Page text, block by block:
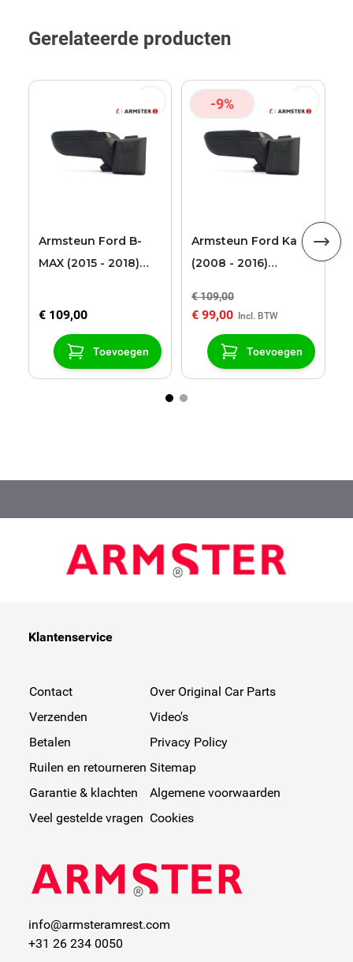
Gerelateerde producten
Armsteun Ford B-
MAX (2015 - 2018)
middenconsole)
€ 109,00
Toevoegen
-9%
Armsteun Ford Ka
(2008 - 2016)
€ 109,00
€ 99,00
Toevoegen
Klantenservice
Contact
Verzenden
Betalen
Ruilen en retourneren
Garantie & klachten
Veel gestelde vragen
Over Original Car Parts
Video's
Privacy Policy
Sitemap
Algemene voorwaarden
Cookies
info@armsteramrest.com
+31 26 234 0050